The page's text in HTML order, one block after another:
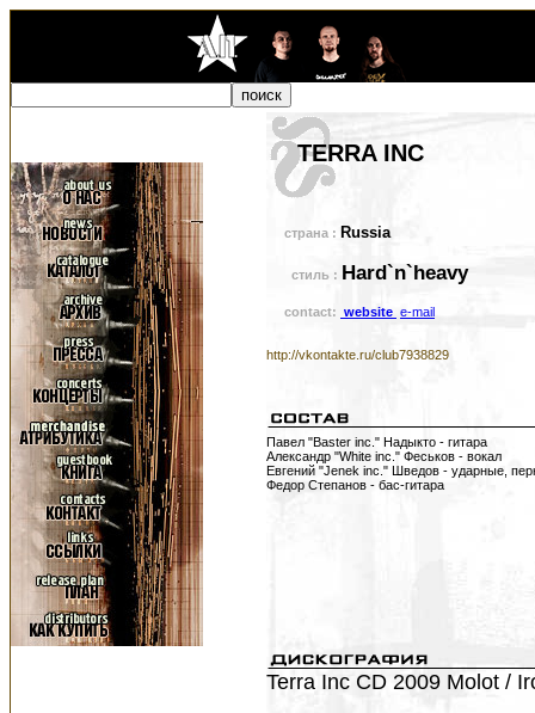
TERRA INC
страна : Russia
стиль : Hard`n`heavy
contact: website e-mail
http://vkontakte.ru/club7938829
Павел "Baster inc." Надыкто - гитара
Александр "White inc." Феськов - вокал
Евгений "Jenek inc." Шведов - ударные,
Федор Степанов - бас-гитара
Terra Inc CD 2009 Molot /